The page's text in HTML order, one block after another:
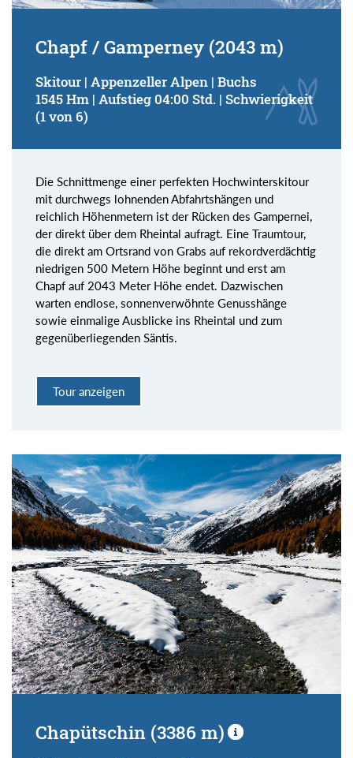
Chapf / Gamperney (2043 m)
Skitour | Appenzeller Alpen | Buchs
1545 Hm | Aufstieg 04:00 Std. | Schwierigkeit
(1 von 6)
Die Schnittmenge einer perfekten Hochwinterskitour
mit durchwegs lohnenden Abfahrtshängen und
reichlich Höhenmetern ist der Rücken des Gampernei,
der direkt über dem Rheintal aufragt. Eine Traumtour,
die direkt am Ortsrand von Grabs auf rekordverdächtig
niedrigen 500 Metern Höhe beginnt und erst am
Chapf auf 2043 Meter Höhe endet. Dazwischen
warten endlose, sonnenverwöhnte Genusshänge
sowie einmalige Ausblicke ins Rheintal und zum
gegenüberliegenden Säntis.
Tour anzeigen
Chapütschin (3386 m)